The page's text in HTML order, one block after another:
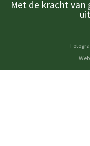
Met de kracht van